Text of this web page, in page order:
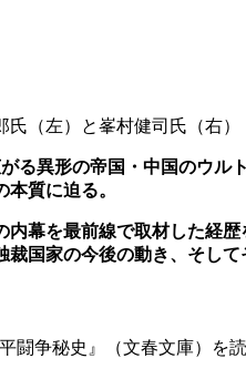
（左）と峯村健司氏（右）
る異形の帝国・中国のウル
質に迫る。
幕を最前線で取材した経
国家の今後の動き、そし
争秘史』（文春文庫）を